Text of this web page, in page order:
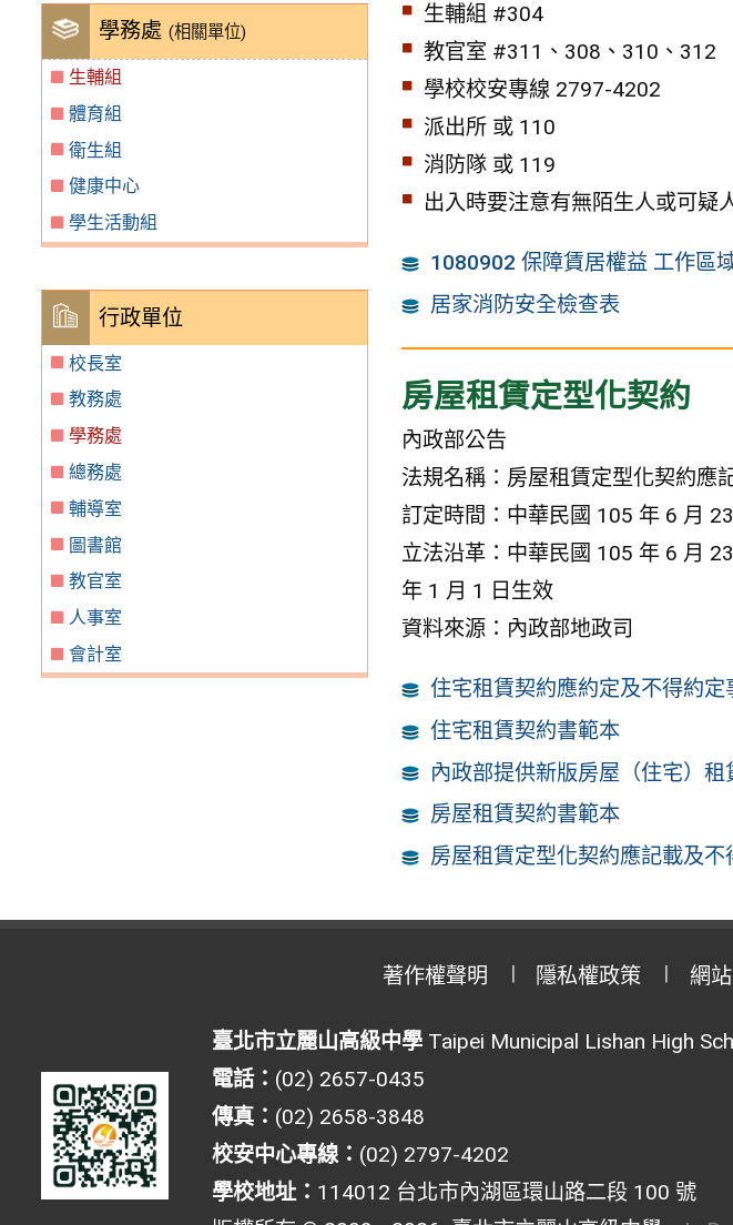
學務處 (相關單位)
生輔組
體育組
衛生組
健康中心
學生活動組
行政單位
校長室
教務處
學務處
總務處
輔導室
圖書館
教官室
人事室
會計室
生輔組 #304
教官室 #311、308、310、312
學校校安專線 2797-4202
派出所 或 110
消防隊 或 119
出入時要注意有無陌生人或可疑
1080902 保障賃居權益 工作區
居家消防安全檢查表
房屋租賃定型化契約
內政部公告
法規名稱：房屋租賃定型化契約應
訂定時間：中華民國 105 年 6 月
立法沿革：中華民國 105 年 6 月
年 1 月 1 日生效
資料來源：內政部地政司
住宅租賃契約應約定及不得約定
住宅租賃契約書範本
內政部提供新版房屋（住宅）
房屋租賃契約書範本
房屋租賃定型化契約應記載及不
著作權聲明 隱私權政策 網
臺北市立麗山高級中學Taipei Municipal Lishan High
電話： (02) 2657-0435
傳真： (02) 2658-3848
校安中心專線： (02) 2797-4202
學校地址： 114012 台北市內湖區環山路二段 100 號